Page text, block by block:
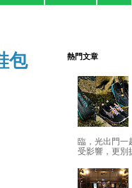
包
熱門文章
臨，光出門一
受影響，更別